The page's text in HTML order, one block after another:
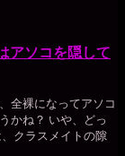
アソコを隠して
全裸になってアソコ
かね？ いや、どっ
クラスメイトの隙